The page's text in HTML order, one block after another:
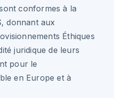
conformes à la
donnant aux
Éthiques
juridique de leurs
pour le
en Europe et à